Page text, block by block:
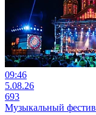
09:46
5.08.26
693
Музыкальный